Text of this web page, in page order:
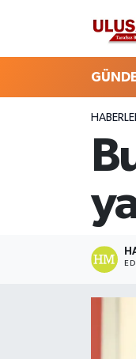
GÜNDEM
DÜNYA
SİYASET
SAĞLIK
MAGAZİN
Hava Durumu
Trafik Durumu
Süper Lig
Son Dakika
Haber Arşivi